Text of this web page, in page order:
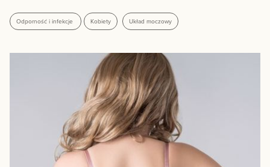
Odporność i infekcje Kobiety Układ moczowy